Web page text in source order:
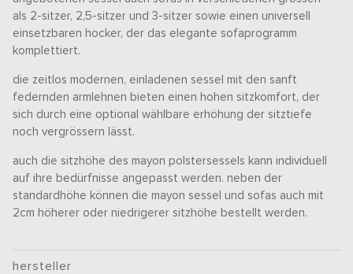
als 2-sitzer, 2,5-sitzer und 3-sitzer sowie einen universell
einsetzbaren hocker, der das elegante sofaprogramm
komplettiert.
die zeitlos modernen, einladenen sessel mit den sanft
federnden armlehnen bieten einen hohen sitzkomfort, der
sich durch eine optional wählbare erhöhung der sitztiefe
noch vergrössern lässt.
auch die sitzhöhe des mayon polstersessels kann individuell
auf ihre bedürfnisse angepasst werden. neben der
standardhöhe können die mayon sessel und sofas auch mit
2cm höherer oder niedrigerer sitzhöhe bestellt werden.
hersteller